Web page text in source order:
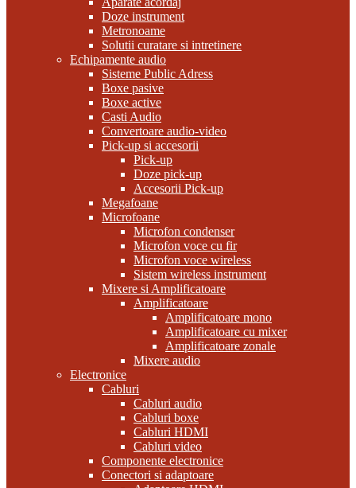
Doze instrument
Metronoame
Solutii curatare si intretinere
Echipamente audio
Sisteme Public Adress
Boxe pasive
Boxe active
Casti Audio
Convertoare audio-video
Pick-up si accesorii
Pick-up
Doze pick-up
Accesorii Pick-up
Megafoane
Microfoane
Microfon condenser
Microfon voce cu fir
Microfon voce wireless
Sistem wireless instrument
Mixere si Amplificatoare
Amplificatoare
Amplificatoare mono
Amplificatoare cu mixer
Amplificatoare zonale
Mixere audio
Electronice
Cabluri
Cabluri audio
Cabluri boxe
Cabluri HDMI
Cabluri video
Componente electronice
Conectori si adaptoare